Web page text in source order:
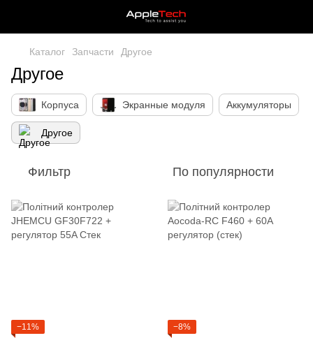
Каталог Запчасти Другое
Другое
Корпуса Экранные модуля Аккумуляторы
Другое
Фильтр По популярности
−11% −8%